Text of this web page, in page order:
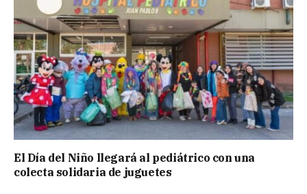
El Día del Niño llegará al pediátrico con una
colecta solidaria de juguetes